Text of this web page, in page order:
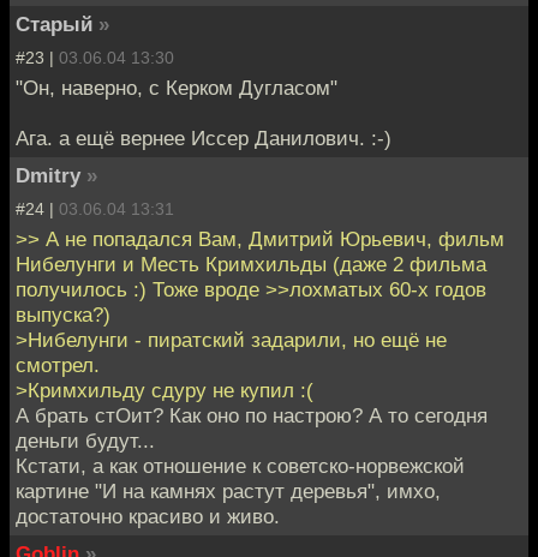
Старый »
#23 | 03.06.04 13:30
"Он, наверно, с Керком Дугласом"
Ага. а ещё вернее Иссер Данилович. :-)
Dmitry »
#24 | 03.06.04 13:31
>> А не попадался Вам, Дмитрий Юрьевич, фильм
Нибелунги и Месть Кримхильды (даже 2 фильма
получилось :) Тоже вроде >>лохматых 60-х годов
выпуска?)
>Нибелунги - пиратский задарили, но ещё не
смотрел.
>Кримхильду сдуру не купил :(
А брать стОит? Как оно по настрою? А то сегодня
деньги будут...
Кстати, а как отношение к советско-норвежской
картине "И на камнях растут деревья", имхо,
достаточно красиво и живо.